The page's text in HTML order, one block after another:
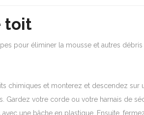
toit
pour éliminer la mousse et autres débris
chimiques et monterez et descendez sur
Gardez votre corde ou votre harnais de
une bâche en plastique. Ensuite,